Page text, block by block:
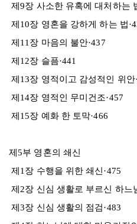
제9장 사소한 유혹에 대처하는
제10장 영혼을 강하게 하는 법
제11장 마음의 불안·437
제12장 슬픔·441
제13장 영적이고 감성적인 위안
제14장 영적인 무미건조·457
제15장 예화 한 토막·466
제5부 영혼의 쇄신
제1장 수행을 위한 쇄신·475
제2장 신심 생활로 부르신 하느
제3장 신심 생활의 점검·483